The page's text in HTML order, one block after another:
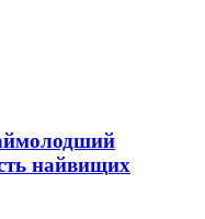
найвищих